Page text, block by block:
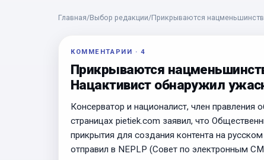
Главная/Выбор редакции/Прикрываются
КОММЕНТАРИИ · 4
Прикрываются
Нацактивист обнаружил
Консерватор и националист, член
страницах pietiek.com заявил, что
прикрытия для создания контента на
отправил в NEPLP (Совет по электронным